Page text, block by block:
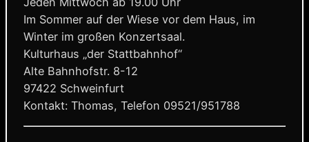
Im Sommer auf der Wiese vor dem Haus, im
Winter im großen Konzertsaal.
Kulturhaus „der Stattbahnhof“
Alte Bahnhofstr. 8-12
97422 Schweinfurt
Kontakt: Thomas, Telefon 09521/951788